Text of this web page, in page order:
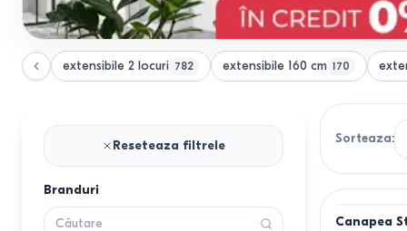
extensibile 2 locuri 782 extensibile 160 cm 170
Reseteaza filtrele
Branduri
Sorteaza:
Canapea